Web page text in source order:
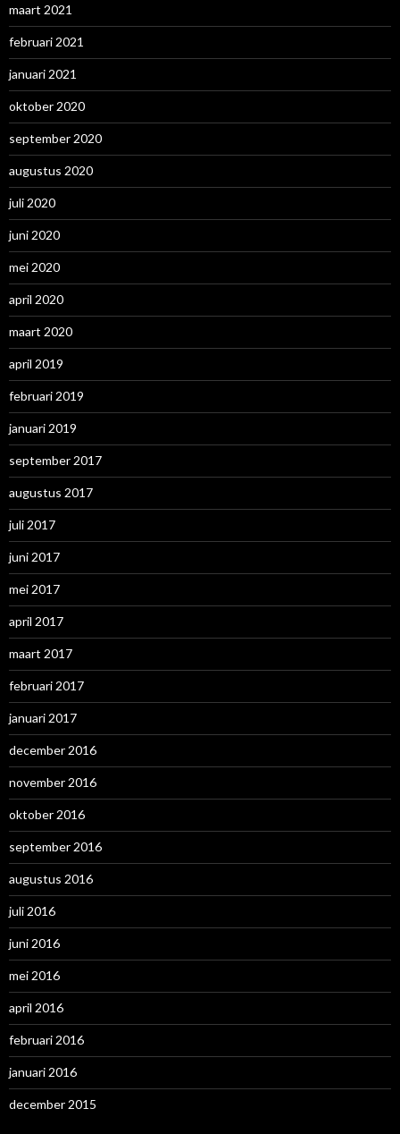
maart 2021
februari 2021
januari 2021
oktober 2020
september 2020
augustus 2020
juli 2020
juni 2020
mei 2020
april 2020
maart 2020
april 2019
februari 2019
januari 2019
september 2017
augustus 2017
juli 2017
juni 2017
mei 2017
april 2017
maart 2017
februari 2017
januari 2017
december 2016
november 2016
oktober 2016
september 2016
augustus 2016
juli 2016
juni 2016
mei 2016
april 2016
februari 2016
januari 2016
december 2015